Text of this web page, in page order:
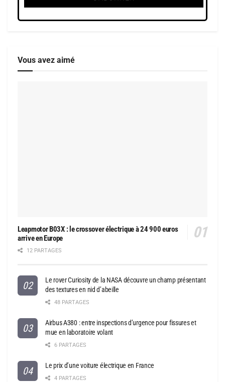
Vous avez aimé
Leapmotor B03X : le crossover électrique à 24 900 euros
arrive en Europe
12 PARTAGES
Le rover Curiosity de la NASA découvre un champ présentant
des textures en nid d’abeille
48 PARTAGES
Airbus A380 : entre inspections d’urgence pour fissures et
mue en laboratoire volant
6 PARTAGES
Le prix d’une voiture électrique en France
4 PARTAGES